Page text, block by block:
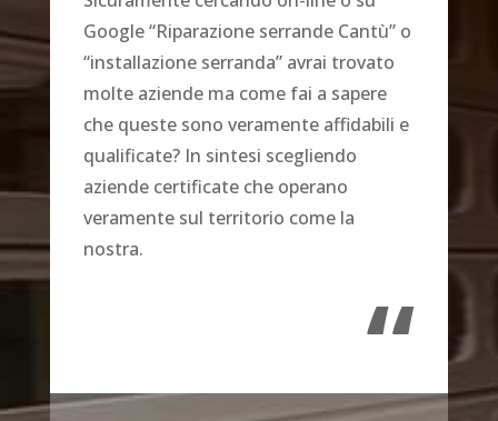
Google “Riparazione serrande Cantù” o
“installazione serranda” avrai trovato
molte aziende ma come fai a sapere
che queste sono veramente affidabili e
qualificate? In sintesi scegliendo
aziende certificate che operano
veramente sul territorio come la
nostra.
“